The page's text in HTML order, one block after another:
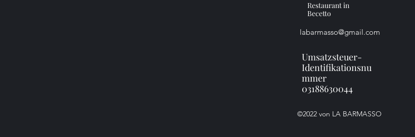
Restaurant in
Becetto
labarmasso@gmail.com
Umsatzsteuer-
Identifikationsnu
mmer
03188630044
©2022 von LA BARMASSO